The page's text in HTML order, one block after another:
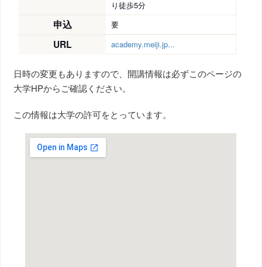
り徒歩5分
申込 要
URL academy.meiji.jp...
日時の変更もありますので、開講情報は必ずこのページの
大学HPからご確認ください。
この情報は大学の許可をとっています。